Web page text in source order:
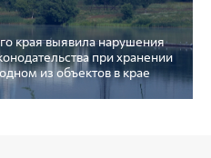
края выявила нарушения
при хранении
из объектов в крае